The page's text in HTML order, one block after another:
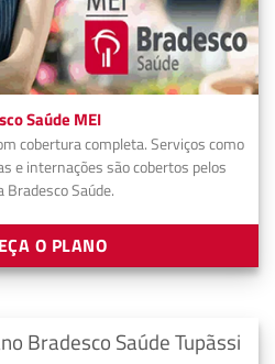
Saúde MEI
cobertura completa. Serviços como
e internações são cobertos pelos
Bradesco Saúde.
O PLANO
Bradesco Saúde Tupãssi